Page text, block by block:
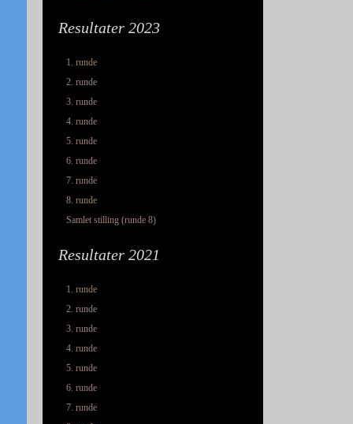
Resultater 2023
1. runde
2. runde
3. runde
4. runde
5. runde
6. runde
7. runde
8. runde
Samlet stilling (runde 8)
Resultater 2021
1. runde
2. runde
3. runde
4. runde
5. runde
6. runde
7. runde